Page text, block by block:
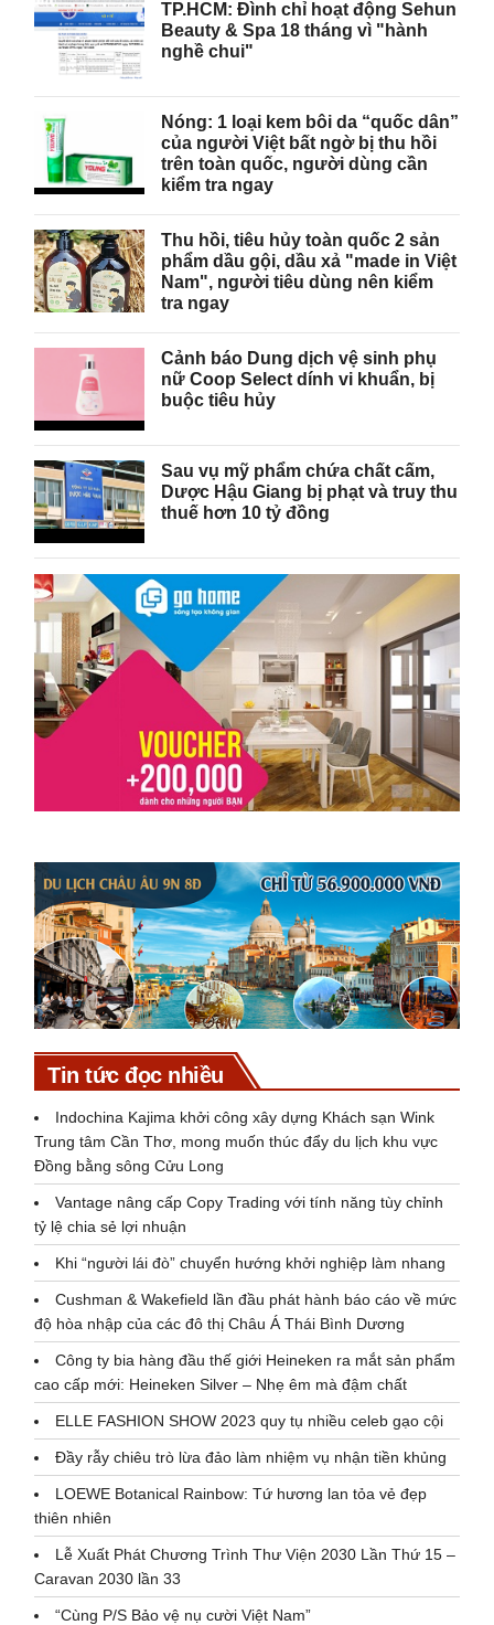
TP.HCM: Đình chỉ hoạt động Sehun
Beauty & Spa 18 tháng vì "hành
nghề chui"
Nóng: 1 loại kem bôi da “quốc dân”
của người Việt bất ngờ bị thu hồi
trên toàn quốc, người dùng cần
kiểm tra ngay
Thu hồi, tiêu hủy toàn quốc 2 sản
phẩm dầu gội, dầu xả "made in Việt
Nam", người tiêu dùng nên kiểm
tra ngay
Cảnh báo Dung dịch vệ sinh phụ
nữ Coop Select dính vi khuẩn, bị
buộc tiêu hủy
Sau vụ mỹ phẩm chứa chất cấm,
Dược Hậu Giang bị phạt và truy thu
thuế hơn 10 tỷ đồng
Tin tức đọc nhiều
Indochina Kajima khởi công xây dựng Khách sạn Wink
Trung tâm Cần Thơ, mong muốn thúc đẩy du lịch khu vực
Đồng bằng sông Cửu Long
Vantage nâng cấp Copy Trading với tính năng tùy chỉnh
tỷ lệ chia sẻ lợi nhuận
Khi “người lái đò” chuyển hướng khởi nghiệp làm nhang
Cushman & Wakefield lần đầu phát hành báo cáo về mức
độ hòa nhập của các đô thị Châu Á Thái Bình Dương
Công ty bia hàng đầu thế giới Heineken ra mắt sản phẩm
cao cấp mới: Heineken Silver – Nhẹ êm mà đậm chất
ELLE FASHION SHOW 2023 quy tụ nhiều celeb gạo cội
Đầy rẫy chiêu trò lừa đảo làm nhiệm vụ nhận tiền khủng
LOEWE Botanical Rainbow: Tứ hương lan tỏa vẻ đẹp
thiên nhiên
Lễ Xuất Phát Chương Trình Thư Viện 2030 Lần Thứ 15 –
Caravan 2030 lần 33
“Cùng P/S Bảo vệ nụ cười Việt Nam”